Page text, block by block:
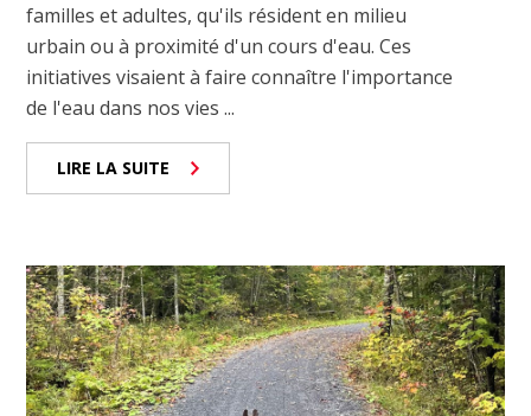
familles et adultes, qu'ils résident en milieu
urbain ou à proximité d'un cours d'eau. Ces
initiatives visaient à faire connaître l'importance
de l'eau dans nos vies ...
LIRE LA SUITE